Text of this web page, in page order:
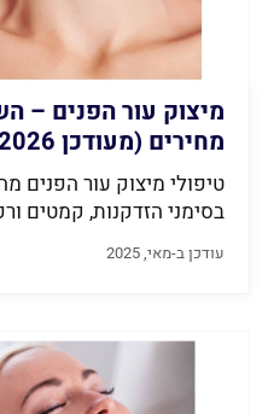
מיצוק עור הפנים –
מחירים (מעודכן 2026)
טיפולי מיצוק עור הפנים
בסימני הזדקנות, קמטים
עודכן ב-מאי, 2025